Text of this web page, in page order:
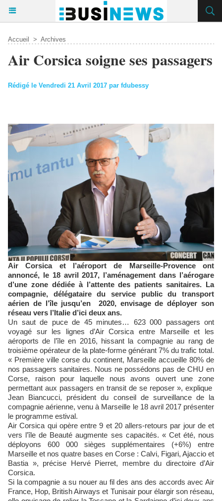
Accueil > Archives
Air Corsica soigne ses passagers
Rédigé le Vendredi 21 Avril 2017 par fdubessy
Air Corsica et l’aéroport de Marseille-Provence ont
annoncé, le 18 avril 2017, l’aménagement dans l’aérogare
d’une zone dédiée à l’attente des patients sanitaires. La
compagnie, délégataire du service public du transport
aérien de l’île jusqu’en 2020, envisage de déployer son
réseau vers l’Italie d’ici deux ans.
Un saut de puce de 45 minutes… 623 000 passagers ont
voyagé sur les lignes d’Air Corsica entre Marseille et les
aéroports de l’île en 2016, hissant la compagnie au rang de
troisième opérateur de la plate-forme générant 7% du trafic total.
« Première ville corse du continent, Marseille accueille 80% de
nos passagers sanitaires. Nous ne possédons pas de CHU en
Corse, raison pour laquelle nous avons ouvert une zone
permettant aux passagers en transit de se reposer », explique
Jean Biancucci, président du conseil de surveillance de la
compagnie aérienne, venu à Marseille le 18 avril 2017 présenter
le programme estival.
Air Corsica qui opère entre 9 et 20 allers-retours par jour de et
vers l’île de Beauté augmente ses capacités. « Cet été, nous
déployons 600 000 sièges supplémentaires (+6%) entre
Marseille et nos quatre bases en Corse : Calvi, Figari, Ajaccio et
Bastia », précise Hervé Pierret, membre du directoire d’Air
Corsica.
Si la compagnie a su nouer au fil des ans des accords avec Air
France, Hop, British Airways et Tunisair pour élargir son réseau,